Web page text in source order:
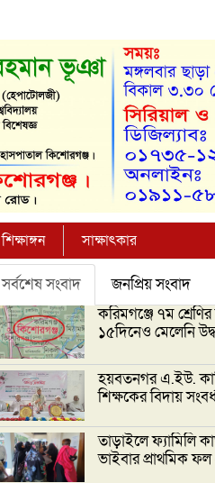
শিক্ষাঙ্গন সাক্ষাৎকার
সর্বশেষ সংবাদ
জনপ্রিয় সংবাদ
করিমগঞ্জে ৭ম
১৫দিনেও মেলেনি
হয়বতনগর এ.ইউ.
শিক্ষকের বিদায়
তাড়াইলে ফ্যামিলি
ভাইবার প্রাথমিক ফল